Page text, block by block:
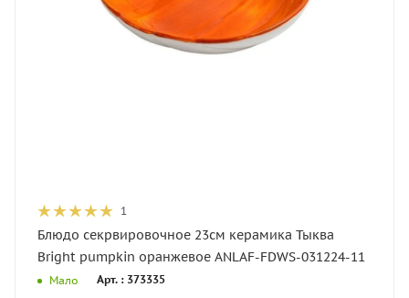
1
Блюдо секрвировочное 23см керамика Тыква
Bright pumpkin оранжевое ANLAF-FDWS-031224-11
Мало Арт. : 373335